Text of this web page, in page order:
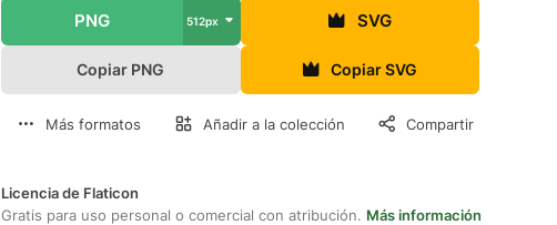
PNG 512px SVG
Copiar PNG Copiar SVG
Más formatos Añadir a la colección Compartir
Licencia de Flaticon
Gratis para uso personal o comercial con atribución. Más información